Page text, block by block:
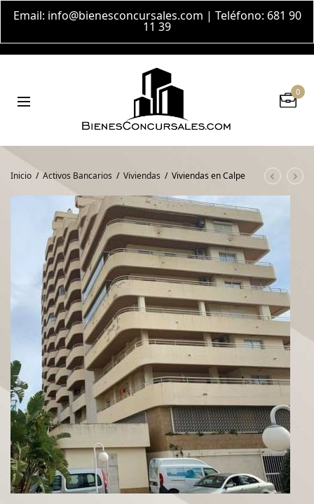
Email: info@bienesconcursales.com | Teléfono: 681 90
11 39
0
Inicio / Activos Bancarios / Viviendas / Viviendas en Calpe